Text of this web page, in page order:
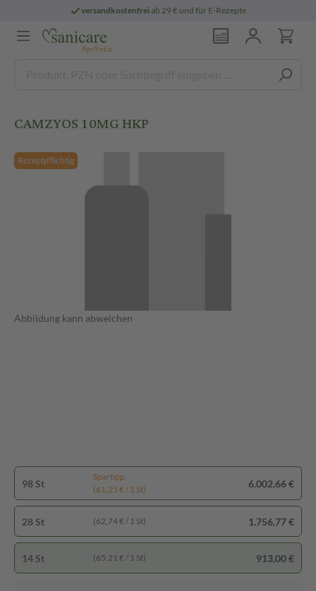
versandkostenfreiab 29 € und für E-Rezepte
CAMZYOS 10MG HKP
Rezeptpflichtig
Abbildung kann abweichen
98 St
Spartipp
(61,25 € / 1 St)
6.002,66 €
28 St (62,74 € / 1 St) 1.756,77 €
14 St (65,21 € / 1 St) 913,00 €